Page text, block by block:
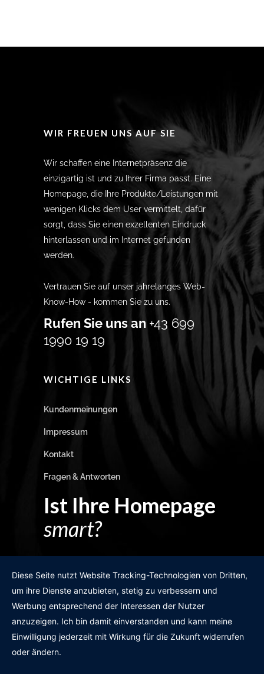
WIR FREUEN UNS AUF SIE
Wir schaffen eine Internetpräsenz die
einzigartig ist und zu Ihrer Firma passt. Eine
Homepage, die Ihre Produkte/Leistungen mit
wenigen Klicks dem User vermittelt, dafür
sorgt, dass Sie einen exzellenten Eindruck
hinterlassen und im Internet gefunden
werden.
Vertrauen Sie auf unser jahrelanges Web-
Know-How - kommen Sie zu uns.
Rufen Sie uns an +43 699
1990 19 19
WICHTIGE LINKS
Kundenmeinungen
Impressum
Kontakt
Fragen & Antworten
Ist Ihre Homepage
smart?
GRATIS WEBSITE-CHECK
Diese Seite nutzt Website Tracking-Technologien von Dritten,
um ihre Dienste anzubieten, stetig zu verbessern und
Werbung entsprechend der Interessen der Nutzer
anzuzeigen. Ich bin damit einverstanden und kann meine
Einwilligung jederzeit mit Wirkung für die Zukunft widerrufen
oder ändern.